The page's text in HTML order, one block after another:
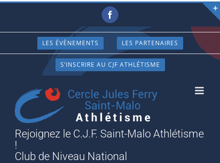
Passer
contenu
Facebook
LES ÉVÈNEMENTS LES PARTENAIRES
S’INSCRIRE AU CJF ATHLÉTISME
Rejoignez le C.J.F. Saint-Malo Athlétisme
!
Club de Niveau National